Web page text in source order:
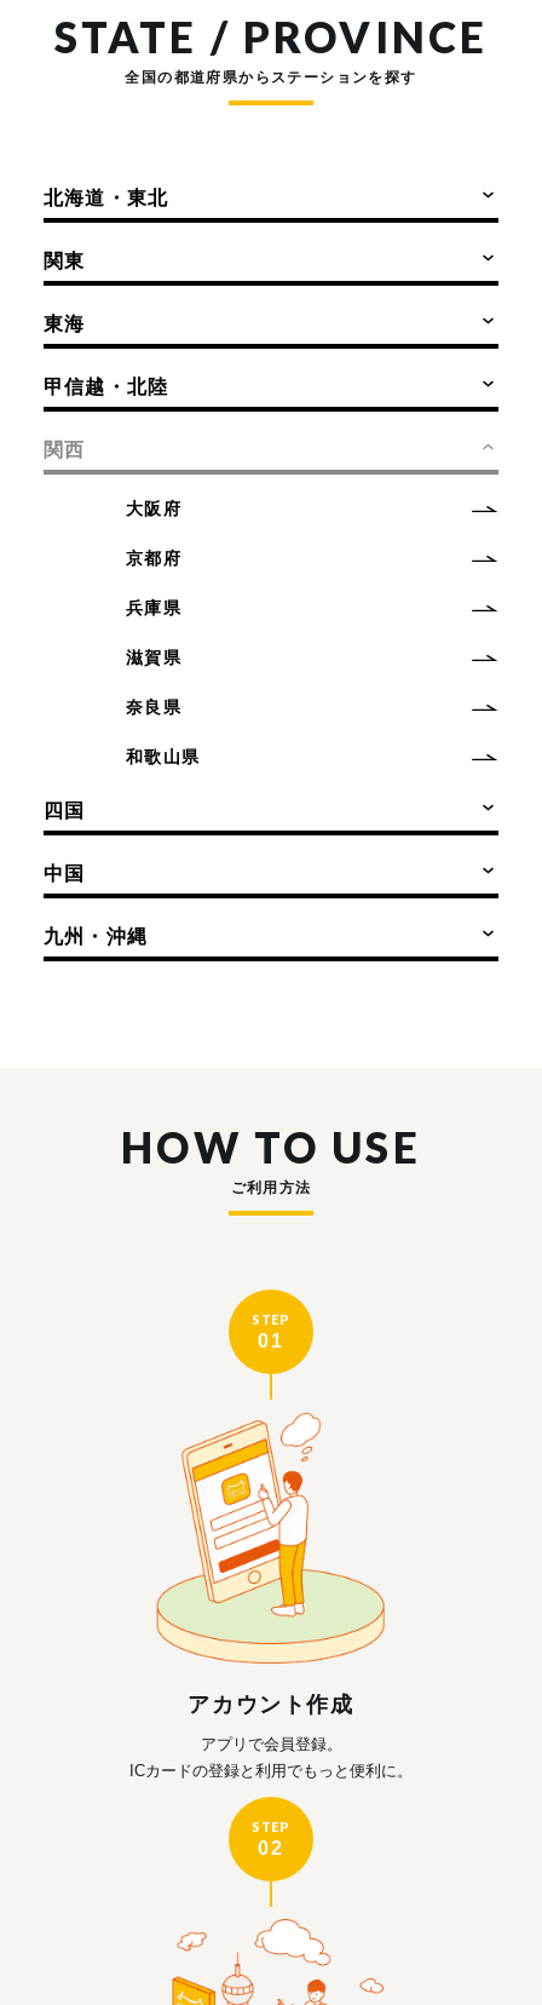
STATE / PROVINCE
全国の都道府県からステーションを探す
北海道・東北
関東
東海
甲信越・北陸
関西
大阪府
京都府
兵庫県
滋賀県
奈良県
和歌山県
四国
中国
九州・沖縄
HOW TO USE
ご利用方法
STEP
01
アカウント作成
アプリで会員登録。
ICカードの登録と利用でもっと便利に。
STEP
02